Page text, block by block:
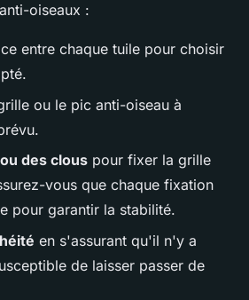
oiseaux :
entre chaque tuile pour choisir
ou le pic anti-oiseau à
des clous pour fixer la grille
vous que chaque fixation
pour garantir la stabilité.
en s'assurant qu'il n'y a
de laisser passer de